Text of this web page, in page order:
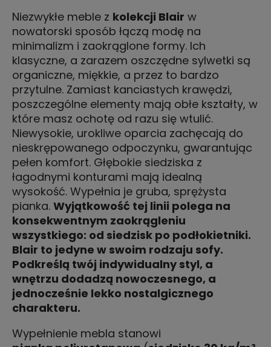
Niezwykłe meble z kolekcji Blair w
nowatorski sposób łączą modę na
minimalizm i zaokrąglone formy. Ich
klasyczne, a zarazem oszczędne sylwetki są
organiczne, miękkie, a przez to bardzo
przytulne. Zamiast kanciastych krawędzi,
poszczególne elementy mają obłe kształty, w
które masz ochotę od razu się wtulić.
Niewysokie, urokliwe oparcia zachęcają do
nieskrępowanego odpoczynku, gwarantując
pełen komfort. Głębokie siedziska z
łagodnymi konturami mają idealną
wysokość. Wypełnia je gruba, sprężysta
pianka. Wyjątkowość tej linii polega na
konsekwentnym zaokrągleniu
wszystkiego: od siedzisk po podłokietniki.
Blair to jedyne w swoim rodzaju sofy.
Podkreślą twój indywidualny styl, a
wnętrzu dodadzą nowoczesnego, a
jednocześnie lekko nostalgicznego
charakteru.
Wypełnienie mebla stanowi